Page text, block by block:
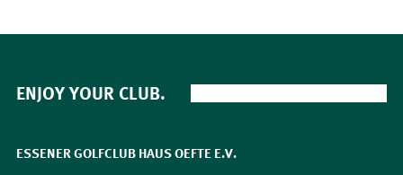
ENJOY YOUR CLUB.
ESSENER GOLFCLUB HAUS OEFTE E.V.